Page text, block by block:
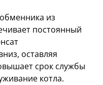
из
постоянный
оставляя
срок службы
котла.